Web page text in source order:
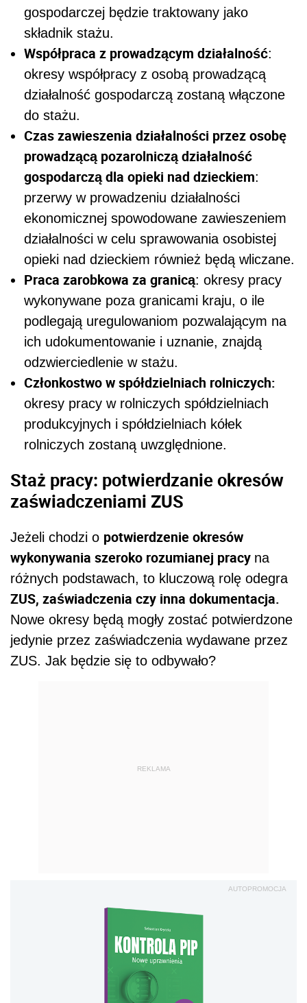
gospodarczej będzie traktowany jako
składnik stażu.
Współpraca z prowadzącym działalność:
okresy współpracy z osobą prowadzącą
działalność gospodarczą zostaną włączone
do stażu.
Czas zawieszenia działalności przez osobę
prowadzącą pozarolniczą działalność
gospodarczą dla opieki nad dzieckiem:
przerwy w prowadzeniu działalności
ekonomicznej spowodowane zawieszeniem
działalności w celu sprawowania osobistej
opieki nad dzieckiem również będą wliczane.
Praca zarobkowa za granicą: okresy pracy
wykonywane poza granicami kraju, o ile
podlegają uregulowaniom pozwalającym na
ich udokumentowanie i uznanie, znajdą
odzwierciedlenie w stażu.
Członkostwo w spółdzielniach rolniczych:
okresy pracy w rolniczych spółdzielniach
produkcyjnych i spółdzielniach kółek
rolniczych zostaną uwzględnione.
Staż pracy: potwierdzanie okresów
zaświadczeniami ZUS
Jeżeli chodzi o potwierdzenie okresów
wykonywania szeroko rozumianej pracy na
różnych podstawach, to kluczową rolę odegra
ZUS, zaświadczenia czy inna dokumentacja.
Nowe okresy będą mogły zostać potwierdzone
jedynie przez zaświadczenia wydawane przez
ZUS. Jak będzie się to odbywało?
REKLAMA
AUTOPROMOCJA